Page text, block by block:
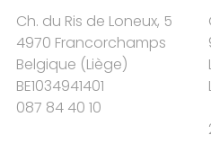
Ch. du Ris de Loneux, 5
4970 Francorchamps
Belgique (Liège)
BE1034941401
087 84 40 10